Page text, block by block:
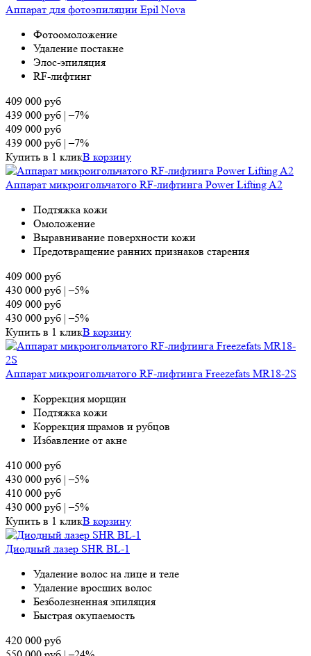
Аппарат для фотоэпиляции Epil Nova
Фотоомоложение
Удаление постакне
Элос-эпиляция
RF-лифтинг
409 000 руб
439 000 руб |–7%
409 000 руб
439 000 руб |–7%
Купить в 1 кликВ корзину
Аппарат микроигольчатого RF-лифтинга Power Lifting A2
Подтяжка кожи
Омоложение
Выравнивание поверхности кожи
Предотвращение ранних признаков старения
409 000 руб
430 000 руб |–5%
409 000 руб
430 000 руб |–5%
Купить в 1 кликВ корзину
Аппарат микроигольчатого RF-лифтинга Freezefats MR18-2S
Коррекция морщин
Подтяжка кожи
Коррекция шрамов и рубцов
Избавление от акне
410 000 руб
430 000 руб |–5%
410 000 руб
430 000 руб |–5%
Купить в 1 кликВ корзину
Диодный лазер SHR BL-1
Удаление волос на лице и теле
Удаление вросших волос
Безболезненная эпиляция
Быстрая окупаемость
420 000 руб